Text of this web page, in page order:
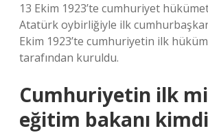
13 Ekim 1923’te cumhuriyet
Atatürk oybirliğiyle ilk
Ekim 1923’te cumhuriyetin ilk
tarafından kuruldu.
Cumhuriyetin ilk
eğitim bakanı